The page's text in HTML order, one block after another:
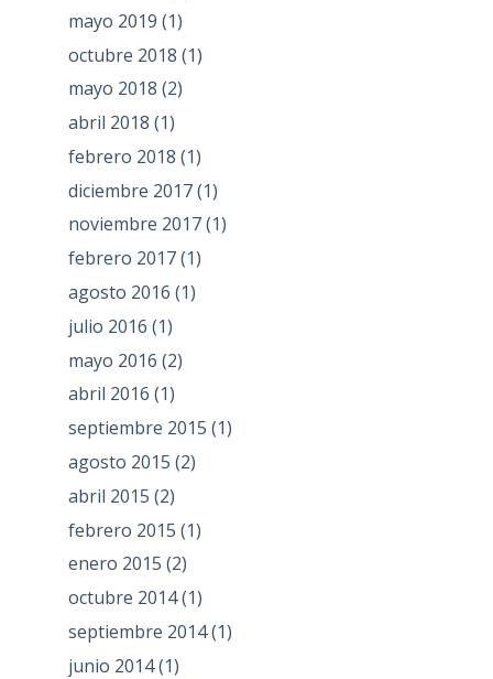
mayo 2019 (1)
octubre 2018 (1)
mayo 2018 (2)
abril 2018 (1)
febrero 2018 (1)
diciembre 2017(1)
noviembre 2017(1)
febrero 2017(1)
agosto 2016 (1)
julio 2016 (1)
mayo 2016 (2)
abril 2016 (1)
septiembre 2015 (1)
agosto 2015 (2)
abril 2015 (2)
febrero 2015 (1)
enero 2015 (2)
octubre 2014(1)
septiembre 2014(1)
junio 2014(1)